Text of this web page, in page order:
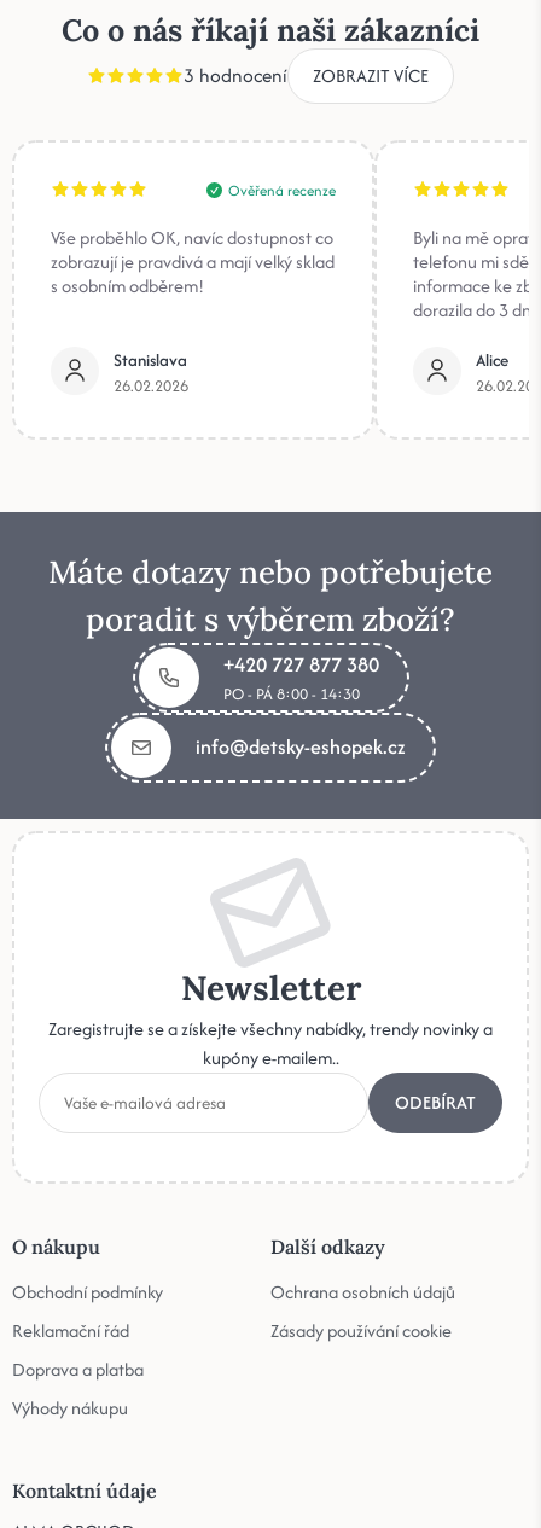
Co o nás říkají naši zákazníci
3 hodnocení ZOBRAZIT VÍCE
Ověřená recenze
Vše proběhlo OK, navíc dostupnost co
zobrazují je pravdivá a mají velký sklad
s osobním odběrem!
Stanislava
26.02.2026
Byli na mě
telefonu mi
informace ke
dorazila do 3
Alice
Máte dotazy nebo potřebujete
poradit s výběrem zboží?
+420 727 877 380
PO - PÁ 8:00 - 14:30
info@detsky-eshopek.cz
Newsletter
Zaregistrujte se a získejte všechny nabídky, trendy novinky a
kupóny e-mailem..
ODEBÍRAT
O nákupu
Obchodní podmínky
Reklamační řád
Doprava a platba
Výhody nákupu
Další odkazy
Ochrana osobních údajů
Zásady používání cookie
Kontaktní údaje